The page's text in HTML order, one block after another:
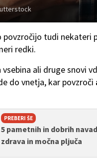
povzročijo tudi nekateri
redki.
vsebina ali druge snovi
do vnetja, kar povzroči
PREBERI ŠE
5 pametnih in dobrih
zdrava in močna pljuča